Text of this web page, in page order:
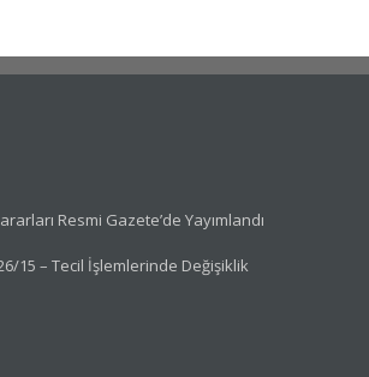
Resmi Gazete’de Yayımlandı
15 – Tecil İşlemlerinde Değişiklik